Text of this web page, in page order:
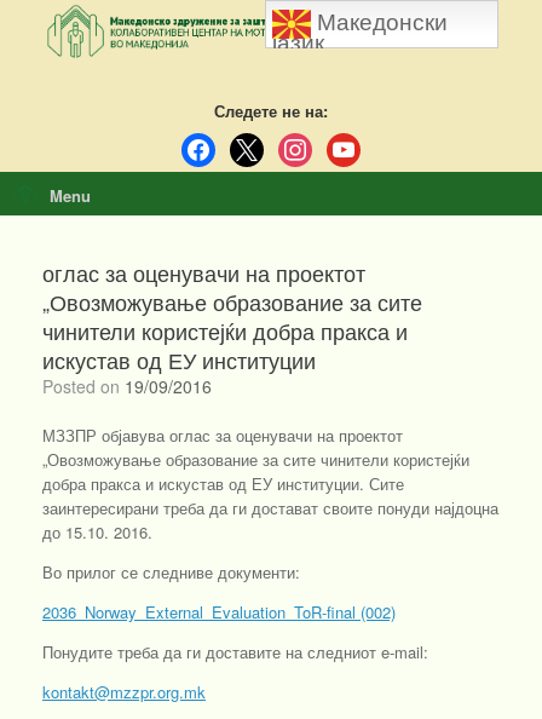
content
Следете не на:
facebook
x instagramyoutube
Menu
оглас за оценувачи на проектот
„Овозможување образование за сите
чинители користејќи добра пракса и
искустав од ЕУ институции
Posted on 19/09/2016
МЗЗПР објавува оглас за оценувачи на проектот
„Овозможување образование за сите чинители користејќи
добра пракса и искустав од ЕУ институции. Сите
заинтересирани треба да ги достават своите понуди најдоцна
до 15.10. 2016.
Во прилог се следниве документи:
2036_Norway_External_Evaluation_ToR-final (002)
Понудите треба да ги доставите на следниот e-mail:
kontakt@mzzpr.org.mk
Македонски
јазик